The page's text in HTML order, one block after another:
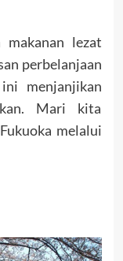
lezat
perbelanjaan
menjanjikan
Mari kita
melalui